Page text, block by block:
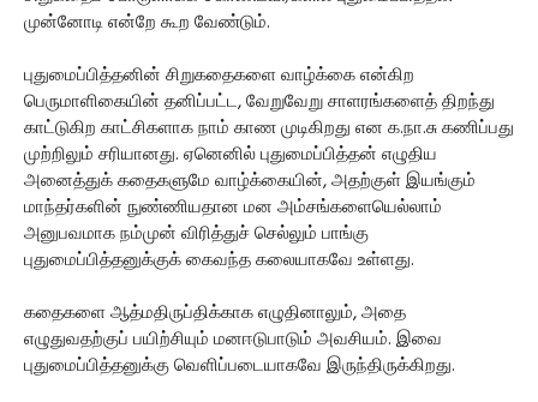
முன்னோடி என்றே கூற வேண்டும்.
புதுமைப்பித்தனின் சிறுகதைகளை வாழ்க்கை என்கிற
பெருமாளிகையின் தனிப்பட்ட, வேறுவேறு சாளரங்களைத் திறந்து
காட்டுகிற காட்சிகளாக நாம் காண முடிகிறது என க.நா.சு கணிப்பது
முற்றிலும் சரியானது. ஏனெனில் புதுமைப்பித்தன் எழுதிய
அனைத்துக் கதைகளுமே வாழ்க்கையின், அதற்குள் இயங்கும்
மாந்தர்களின் நுண்ணியதான மன அம்சங்களையெல்லாம்
அனுபவமாக நம்முன் விரித்துச் செல்லும் பாங்கு
புதுமைப்பித்தனுக்குக் கைவந்த கலையாகவே உள்ளது.
கதைகளை ஆத்மதிருப்திக்காக எழுதினாலும், அதை
எழுதுவதற்குப் பயிற்சியும் மனஈடுபாடும் அவசியம். இவை
புதுமைப்பித்தனுக்கு வெளிப்படையாகவே இருந்திருக்கிறது.